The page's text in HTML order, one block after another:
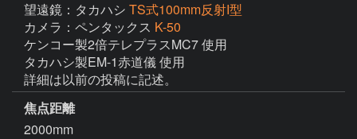
望遠鏡：タカハシ TS式100mm反射I型
カメラ：ペンタックス K-50
ケンコー製2倍テレプラスMC7 使用
タカハシ製EM-1赤道儀 使用
詳細は以前の投稿に記述。
焦点距離
2000mm